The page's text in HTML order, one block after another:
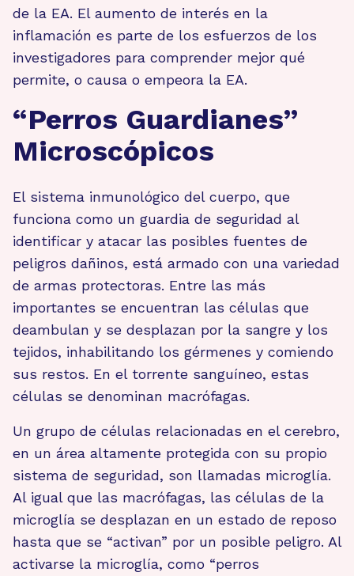
de la EA. El aumento de interés en la
inflamación es parte de los esfuerzos de los
investigadores para comprender mejor qué
permite, o causa o empeora la EA.
“Perros Guardianes”
Microscópicos
El sistema inmunológico del cuerpo, que
funciona como un guardia de seguridad al
identificar y atacar las posibles fuentes de
peligros dañinos, está armado con una variedad
de armas protectoras. Entre las más
importantes se encuentran las células que
deambulan y se desplazan por la sangre y los
tejidos, inhabilitando los gérmenes y comiendo
sus restos. En el torrente sanguíneo, estas
células se denominan macrófagas.
Un grupo de células relacionadas en el cerebro,
en un área altamente protegida con su propio
sistema de seguridad, son llamadas microglía.
Al igual que las macrófagas, las células de la
microglía se desplazan en un estado de reposo
hasta que se “activan” por un posible peligro. Al
activarse la microglía, como “perros